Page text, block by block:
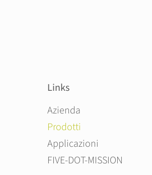
Links
Salta la navigazione
Azienda
Prodotti
Applicazioni
FIVE-DOT-MISSION